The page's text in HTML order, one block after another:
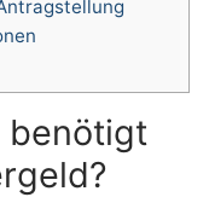
benötigt